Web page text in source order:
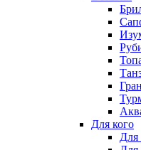
Для кого